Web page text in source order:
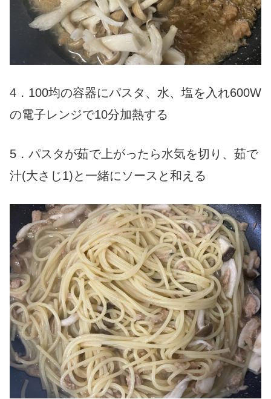
4． 100均の容器にパスタ、水、塩を入れ600W
の電子レンジで10分加熱する
5．パスタが茹で上がったら水気を切り、 茹で
汁(大さじ1)と一緒にソースと和える